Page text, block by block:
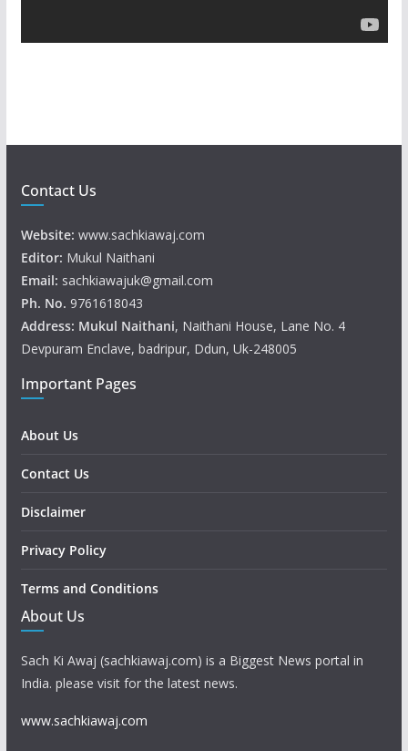
Contact Us
Website: www.sachkiawaj.com
Editor: Mukul Naithani
Email: sachkiawajuk@gmail.com
Ph. No. 9761618043
Address: Mukul Naithani, Naithani House, Lane No. 4
Devpuram Enclave, badripur, Ddun, Uk-248005
Important Pages
About Us
Contact Us
Disclaimer
Privacy Policy
Terms and Conditions
About Us
Sach Ki Awaj (sachkiawaj.com) is a Biggest News portal in
India. please visit for the latest news.
www.sachkiawaj.com